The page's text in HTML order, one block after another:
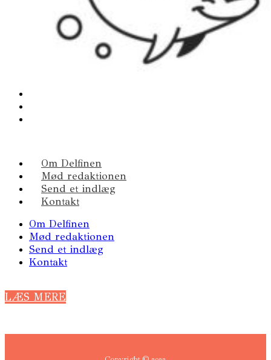
Om Delfinen
Mød redaktionen
Send et indlæg
Kontakt
Om Delfinen
Mød redaktionen
Send et indlæg
Kontakt
LÆS MERE